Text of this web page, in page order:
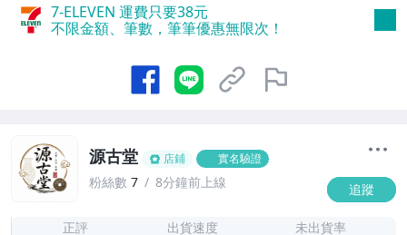
7-ELEVEN 運費只要38元
不限金額、筆數，筆筆優惠無限次！
源古堂 店鋪 實名驗證
粉絲數 7 8分鐘前上線 追蹤
正評 出貨速度 未出貨率